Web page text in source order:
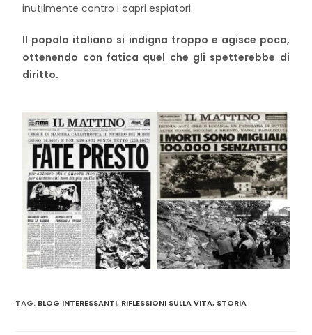
inutilmente contro i capri espiatori.
Il popolo italiano si indigna troppo e agisce poco,
ottenendo con fatica quel che gli spetterebbe di
diritto.
TAG: BLOG INTERESSANTI, RIFLESSIONI SULLA VITA, STORIA